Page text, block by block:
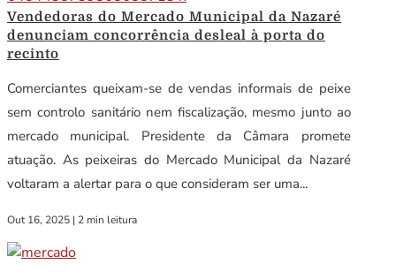
Vendedoras do Mercado Municipal da Nazaré
denunciam concorrência desleal à porta do
recinto
Comerciantes queixam-se de vendas informais de peixe
sem controlo sanitário nem fiscalização, mesmo junto ao
mercado municipal. Presidente da Câmara promete
atuação. As peixeiras do Mercado Municipal da Nazaré
voltaram a alertar para o que consideram ser uma...
Out 16, 2025 | 2 min leitura